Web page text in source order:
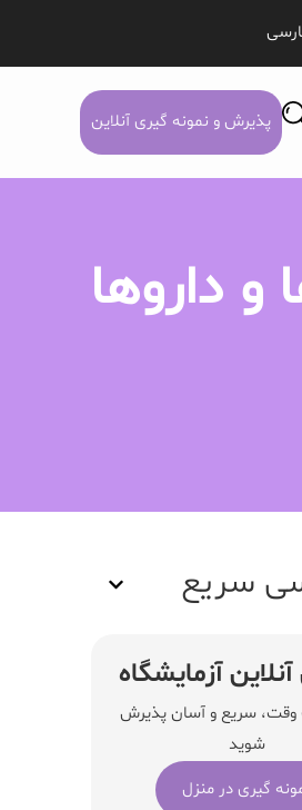
پذیرش و نمونه گیری آنلاین
داروها
سریع
آزمایشگاه
وقت، سریع و آسان پذیرش
شوید
گیری در منزل